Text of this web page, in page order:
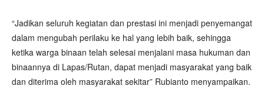
“Jadikan seluruh kegiatan dan prestasi ini menjadi penyemangat
dalam mengubah perilaku ke hal yang lebih baik, sehingga
ketika warga binaan telah selesai menjalani masa hukuman dan
binaannya di Lapas/Rutan, dapat menjadi masyarakat yang baik
dan diterima oleh masyarakat sekitar” Rubianto menyampaikan.